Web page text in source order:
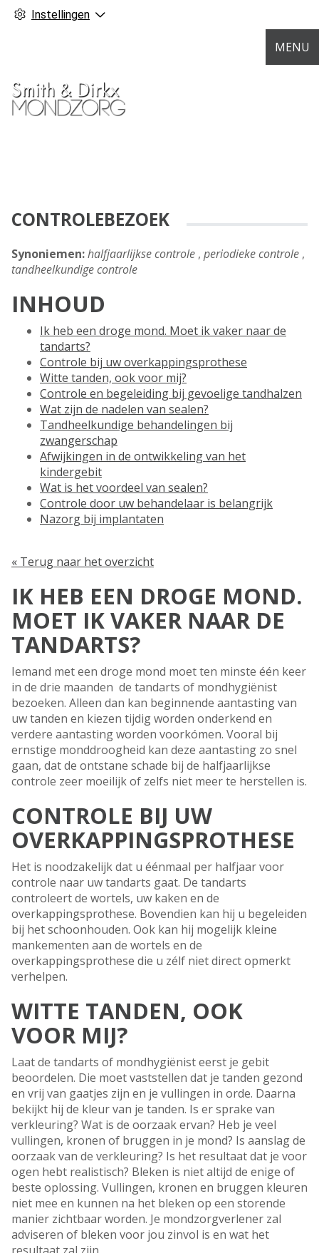
Instellingen
MENU
CONTROLEBEZOEK
Synoniemen:halfjaarlijkse controle , periodieke controle ,
tandheelkundige controle
INHOUD
Ik heb een droge mond. Moet ik vaker naar de
tandarts?
Controle bij uw overkappingsprothese
Witte tanden, ook voor mij?
Controle en begeleiding bij gevoelige tandhalzen
Wat zijn de nadelen van sealen?
Tandheelkundige behandelingen bij
zwangerschap
Afwijkingen in de ontwikkeling van het
kindergebit
Wat is het voordeel van sealen?
Controle door uw behandelaar is belangrijk
Nazorg bij implantaten
« Terug naar het overzicht
IK HEB EEN DROGE MOND.
MOET IK VAKER NAAR DE
TANDARTS?
Iemand met een droge mond moet ten minste één keer
in de drie maanden de tandarts of mondhygiënist
bezoeken. Alleen dan kan beginnende aantasting van
uw tanden en kiezen tijdig worden onderkend en
verdere aantasting worden voorkómen. Vooral bij
ernstige monddroogheid kan deze aantasting zo snel
gaan, dat de ontstane schade bij de halfjaarlijkse
controle zeer moeilijk of zelfs niet meer te herstellen is.
CONTROLE BIJ UW
OVERKAPPINGSPROTHESE
Het is noodzakelijk dat u éénmaal per halfjaar voor
controle naar uw tandarts gaat. De tandarts
controleert de wortels, uw kaken en de
overkappingsprothese. Bovendien kan hij u begeleiden
bij het schoonhouden. Ook kan hij mogelijk kleine
mankementen aan de wortels en de
overkappingsprothese die u zélf niet direct opmerkt
verhelpen.
WITTE TANDEN, OOK
VOOR MIJ?
Laat de tandarts of mondhygiënist eerst je gebit
beoordelen. Die moet vaststellen dat je tanden gezond
en vrij van gaatjes zijn en je vullingen in orde. Daarna
bekijkt hij de kleur van je tanden. Is er sprake van
verkleuring? Wat is de oorzaak ervan? Heb je veel
vullingen, kronen of bruggen in je mond? Is aanslag de
oorzaak van de verkleuring? Is het resultaat dat je voor
ogen hebt realistisch? Bleken is niet altijd de enige of
beste oplossing. Vullingen, kronen en bruggen kleuren
niet mee en kunnen na het bleken op een storende
manier zichtbaar worden. Je mondzorgverlener zal
adviseren of bleken voor jou zinvol is en wat het